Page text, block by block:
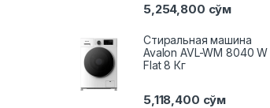
5,254,800 сўм
Стиральная машина
Avalon AVL-WM 8040 W
Flat 8 Кг
5,118,400 сўм